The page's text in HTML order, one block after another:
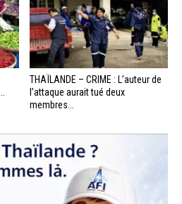
THAÏLANDE – CRIME : L’auteur de
l’attaque aurait tué deux
membres...